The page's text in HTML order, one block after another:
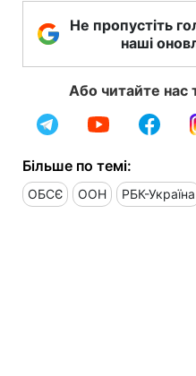
Не пропустіть
наші
Або читайте нас
Більше по темі:
ОБСЄ ООН РБК-Україна